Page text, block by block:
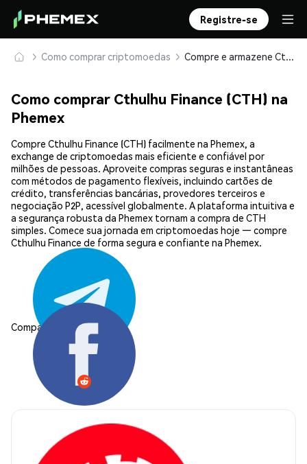
Registre-se
Como comprar criptomoedas Compre e armazene Cthulhu Finance (CTH) com segurança
Como comprar Cthulhu Finance (CTH) na
Phemex
Compre Cthulhu Finance (CTH) facilmente na Phemex, a
exchange de criptomoedas mais eficiente e confiável por
milhões de pessoas. Aproveite compras seguras e instantâneas
com métodos de pagamento flexíveis, incluindo cartões de
crédito, transferências bancárias, provedores terceiros e
negociação P2P, acessível globalmente. A plataforma intuitiva e
a segurança robusta da Phemex tornam a compra de CTH
simples. Comece sua jornada em criptomoedas hoje — compre
Cthulhu Finance de forma segura e confiante na Phemex.
Compartilhar: